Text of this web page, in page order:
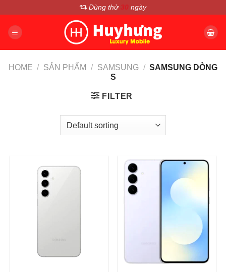
nội
Dùng thử 30 ngày
HOME / SẢN PHẨM / SAMSUNG / SAMSUNG DÒNG
S
FILTER
Trả góp 0%